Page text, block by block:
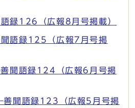
録126（広報8月号掲載）
語録125（広報7月号掲
聞語録124（広報6月号掲
善聞語録123（広報5月号掲